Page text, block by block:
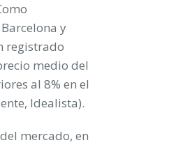
y
registrado
medio del
al 8% en el
Idealista).
mercado, en